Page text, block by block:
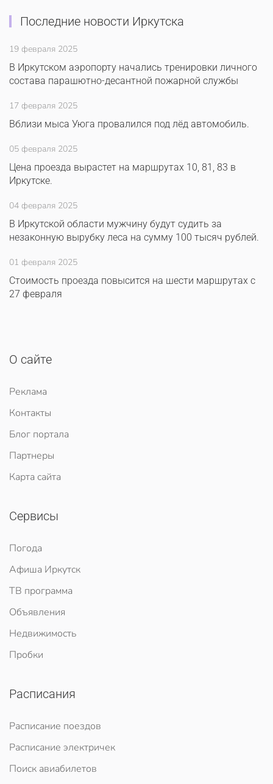
Последние новости Иркутска
19 февраля 2025
В Иркутском аэропорту начались тренировки личного
состава парашютно-десантной пожарной службы
17 февраля 2025
Вблизи мыса Уюга провалился под лёд автомобиль.
05 февраля 2025
Цена проезда вырастет на маршрутах 10, 81, 83 в
Иркутске.
04 февраля 2025
В Иркутской области мужчину будут судить за
незаконную вырубку леса на сумму 100 тысяч рублей.
01 февраля 2025
Стоимость проезда повысится на шести маршрутах с
27 февраля
О сайте
Реклама
Контакты
Блог портала
Партнеры
Карта сайта
Сервисы
Погода
Афиша Иркутск
ТВ программа
Объявления
Недвижимость
Пробки
Расписания
Расписание поездов
Расписание электричек
Поиск авиабилетов